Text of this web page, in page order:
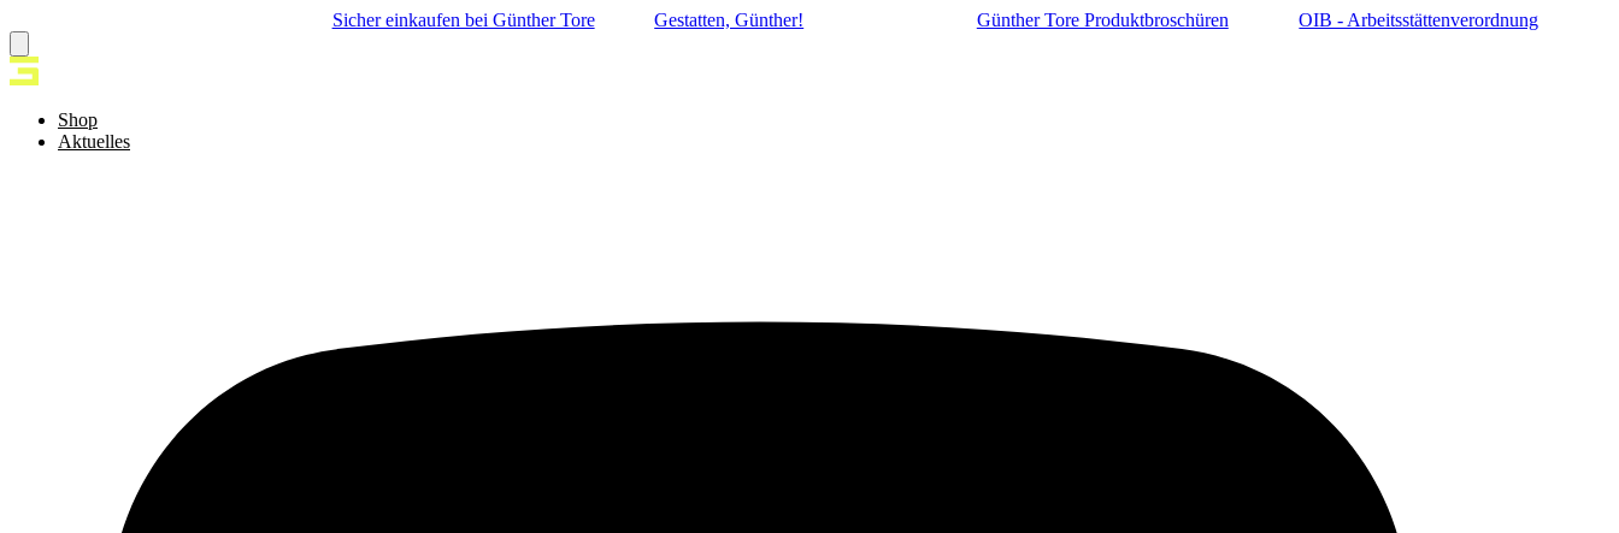
Sicher einkaufen bei Günther Tore Gestatten, Günther! Günther Tore Produktbroschüren OIB - Arbeitsstättenverordnung
Shop
Aktuelles